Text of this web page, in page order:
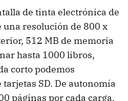
de tinta electrónica de
una resolución de 800 x
512 MB de memoria
hasta 1000 libros,
corto podemos
SD. De autonomía
páginas por cada carga.